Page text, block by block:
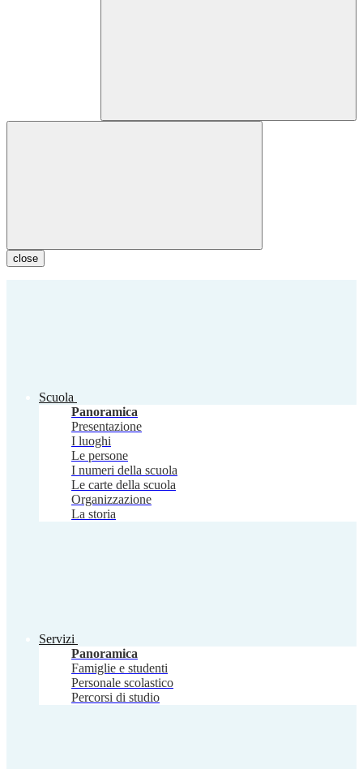
close
Scuola
Panoramica
Presentazione
I luoghi
Le persone
I numeri della scuola
Le carte della scuola
Organizzazione
La storia
Servizi
Panoramica
Famiglie e studenti
Personale scolastico
Percorsi di studio